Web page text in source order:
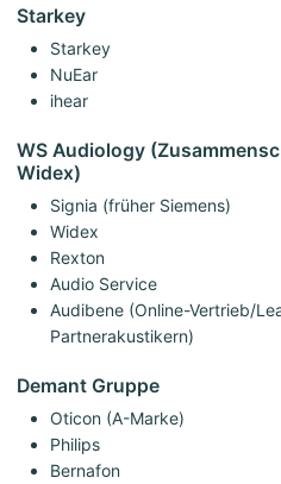
Starkey
Starkey
NuEar
ihear
WS Audiology
Widex)
Signia (früher Siemens)
Widex
Rexton
Audio Service
Audibene (Online-Vertrieb/
Partnerakustikern)
Demant Gruppe
Oticon (A-Marke)
Philips
Bernafon